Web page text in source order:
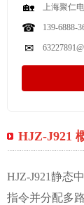
🏡 上海聚仁
☎ 139-6888-
✉
HJZ-J921
HJZ-J921静态
指令并分配多